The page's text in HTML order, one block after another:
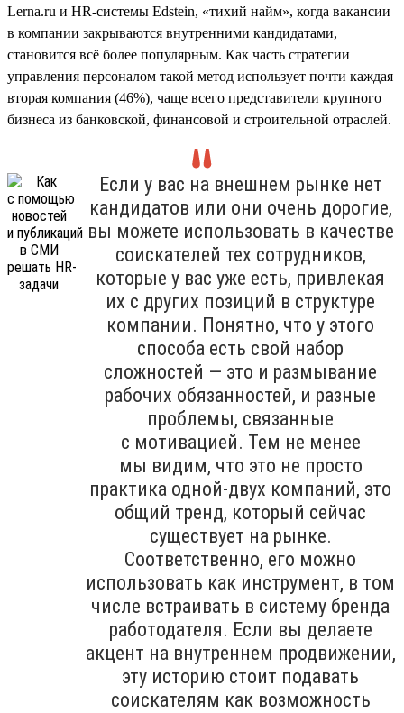
Lerna.ru и HR-системы Edstein, «тихий найм», когда вакансии
в компании закрываются внутренними кандидатами,
становится всё более популярным. Как часть стратегии
управления персоналом такой метод использует почти каждая
вторая компания (46%), чаще всего представители крупного
бизнеса из банковской, финансовой и строительной отраслей.
Если у вас на внешнем рынке нет
кандидатов или они очень дорогие,
вы можете использовать в качестве
соискателей тех сотрудников,
которые у вас уже есть, привлекая
их с других позиций в структуре
компании. Понятно, что у этого
способа есть свой набор
сложностей — это и размывание
рабочих обязанностей, и разные
проблемы, связанные
с мотивацией. Тем не менее
мы видим, что это не просто
практика одной-двух компаний, это
общий тренд, который сейчас
существует на рынке.
Соответственно, его можно
использовать как инструмент, в том
числе встраивать в систему бренда
работодателя. Если вы делаете
акцент на внутреннем продвижении,
эту историю стоит подавать
соискателям как возможность